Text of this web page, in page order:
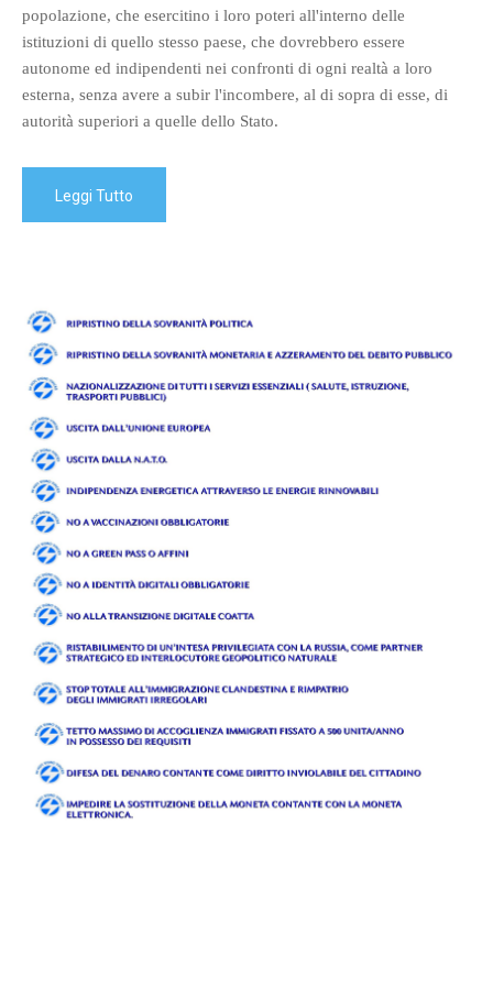
popolazione, che esercitino i loro poteri all'interno delle
istituzioni di quello stesso paese, che dovrebbero essere
autonome ed indipendenti nei confronti di ogni realtà a loro
esterna, senza avere a subir l'incombere, al di sopra di esse, di
autorità superiori a quelle dello Stato.
Leggi Tutto